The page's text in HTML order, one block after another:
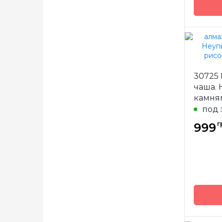
Бренд
Размер
Камни
30725
чаша.
под
999